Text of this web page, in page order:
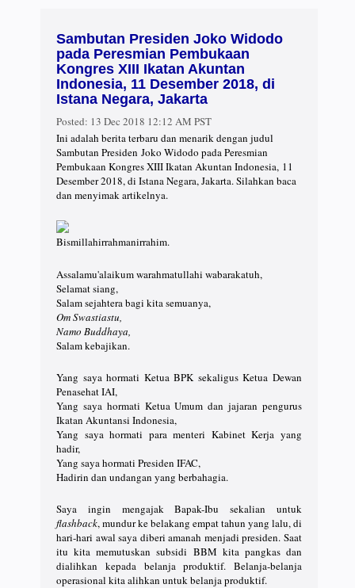
Sambutan Presiden Joko Widodo
pada Peresmian Pembukaan
Kongres XIII Ikatan Akuntan
Indonesia, 11 Desember 2018, di
Istana Negara, Jakarta
Posted: 13 Dec 2018 12:12 AM PST
Ini adalah berita terbaru dan menarik dengan judul
Sambutan Presiden Joko Widodo pada Peresmian
Pembukaan Kongres XIII Ikatan Akuntan Indonesia, 11
Desember 2018, di Istana Negara, Jakarta. Silahkan baca
dan menyimak artikelnya.
Bismillahirrahmanirrahim.
Assalamu'alaikum warahmatullahi wabarakatuh,
Selamat siang,
Salam sejahtera bagi kita semuanya,
Om Swastiastu,
Namo Buddhaya,
Salam kebajikan.
Yang saya hormati Ketua BPK sekaligus Ketua Dewan
Penasehat IAI,
Yang saya hormati Ketua Umum dan jajaran pengurus
Ikatan Akuntansi Indonesia,
Yang saya hormati para menteri Kabinet Kerja yang
hadir,
Yang saya hormati Presiden IFAC,
Hadirin dan undangan yang berbahagia.
Saya ingin mengajak Bapak-Ibu sekalian untuk
flashback, mundur ke belakang empat tahun yang lalu, di
hari-hari awal saya diberi amanah menjadi presiden. Saat
itu kita memutuskan subsidi BBM kita pangkas dan
dialihkan kepada belanja produktif. Belanja-belanja
operasional kita alihkan untuk belanja produktif.